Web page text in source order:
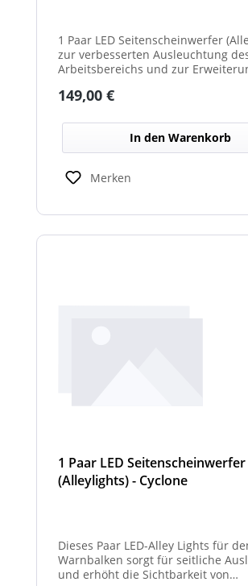
1 Paar LED Seitenscheinwerfer
zur verbesserten Ausleuchtung
Arbeitsbereichs und zur
Regulärer Preis:
149,00 €
In den Warenkorb
Merken
1 Paar LED Seitenscheinwerfer
(Alleylights) - Cyclone
Dieses Paar LED-Alley Lights für
Warnbalken sorgt für seitliche
und erhöht die Sichtbarkeit von